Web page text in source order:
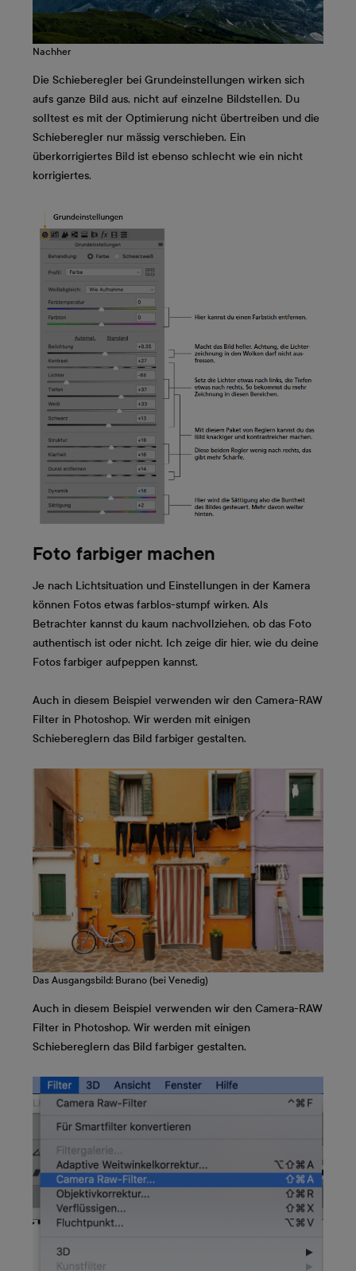
Nachher
Die Schieberegler bei Grundeinstellungen wirken sich
aufs ganze Bild aus, nicht auf einzelne Bildstellen. Du
solltest es mit der Optimierung nicht übertreiben und die
Schieberegler nur mässig verschieben. Ein
überkorrigiertes Bild ist ebenso schlecht wie ein nicht
korrigiertes.
Foto farbiger machen
Je nach Lichtsituation und Einstellungen in der Kamera
können Fotos etwas farblos-stumpf wirken. Als
Betrachter kannst du kaum nachvollziehen, ob das Foto
authentisch ist oder nicht. Ich zeige dir hier, wie du deine
Fotos farbiger aufpeppen kannst.
Auch in diesem Beispiel verwenden wir den Camera-RAW
Filter in Photoshop. Wir werden mit einigen
Schiebereglern das Bild farbiger gestalten.
Das Ausgangsbild: Burano (bei Venedig)
Auch in diesem Beispiel verwenden wir den Camera-RAW
Filter in Photoshop. Wir werden mit einigen
Schiebereglern das Bild farbiger gestalten.